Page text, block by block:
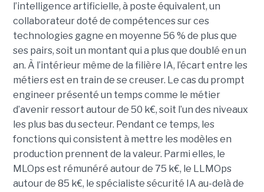
l’intelligence artificielle, à poste équivalent, un
collaborateur doté de compétences sur ces
technologies gagne en moyenne 56 % de plus que
ses pairs, soit un montant qui a plus que doublé en un
an. À l’intérieur même de la filière IA, l’écart entre les
métiers est en train de se creuser. Le cas du prompt
engineer présenté un temps comme le métier
d’avenir ressort autour de 50 k€, soit l’un des niveaux
les plus bas du secteur. Pendant ce temps, les
fonctions qui consistent à mettre les modèles en
production prennent de la valeur. Parmi elles, le
MLOps est rémunéré autour de 75 k€, le LLMOps
autour de 85 k€, le spécialiste sécurité IA au-delà de